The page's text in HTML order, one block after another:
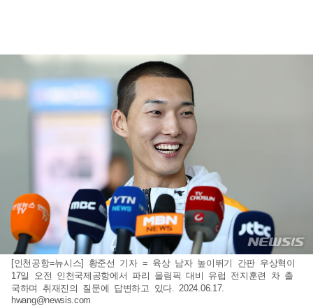
[인천공항=뉴시스] 황준선 기자 = 육상 남자 높이뛰기 간판 우상혁이
17일 오전 인천국제공항에서 파리 올림픽 대비 유럽 전지훈련 차 출
국하며 취재진의 질문에 답변하고 있다. 2024.06.17.
hwang@newsis.com